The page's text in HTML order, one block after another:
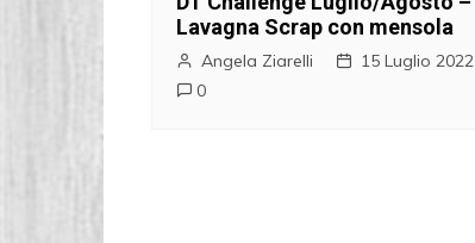
Lavagna Scrap con mensola
Angela Ziarelli
15 Luglio 2022
0